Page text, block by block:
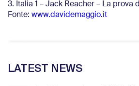
3. Italia 1 – Jack Reacher – La prova
Fonte: www.davidemaggio.it
LATEST NEWS